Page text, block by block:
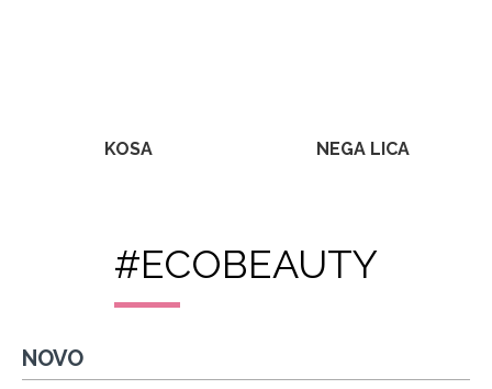
KOSA NEGA LICA
#ECOBEAUTY
NOVO